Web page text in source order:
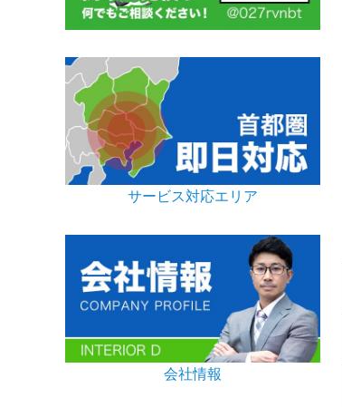
サービス対応エリア
会社情報